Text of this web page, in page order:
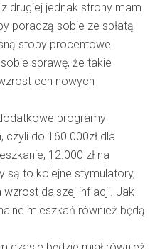
drugiej jednak strony mam
poradzą sobie ze spłatą
stopy procentowe.
sprawę, że takie
cen nowych
programy
czyli do 160.000zł dla
12.000 zł na
są to kolejne stymulatory,
dalszej inflacji. Jak
mieszkań również będą